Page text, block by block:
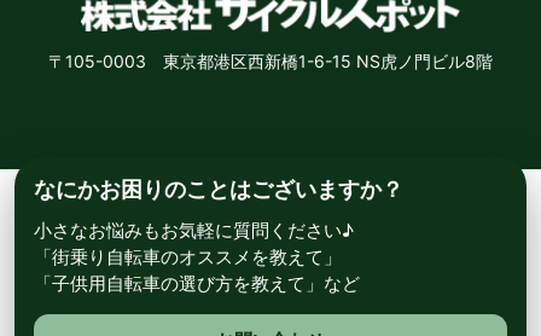
〒105-0003 東京都港区西新橋1-6-15 NS虎ノ門ビル8階
なにかお困りのことはございますか？
小さなお悩みもお気軽に質問ください♪
「街乗り自転車のオススメを教えて」
「子供用自転車の選び方を教えて」など